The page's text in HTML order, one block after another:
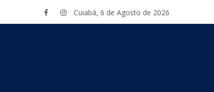
Cuiabá, 6 de Agosto de 2026